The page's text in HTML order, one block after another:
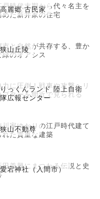
高麗郷 古民家
戸時代末期から代々名主を
めた新井家の住宅
狭山丘陵
市と自然が共存する、豊か
緑のオアシス
りっくんランド 陸上自衛
隊広報センター
力に圧倒！戦車や攻撃ヘリ
プターを間近で見られる
狭山不動尊
川家ゆかりの江戸時代建て
れた貴重な建築
愛宕神社（入間市）
田義興にまつわる伝説と史